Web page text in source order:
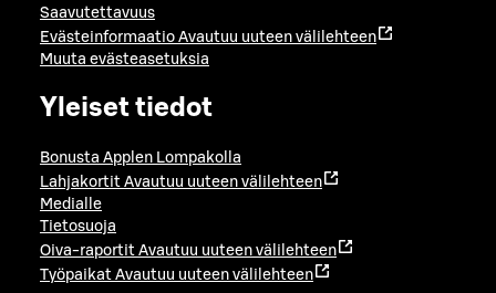
Saavutettavuus
Evästeinformaatio Avautuu uuteen välilehteen
Muuta evästeasetuksia
Yleiset tiedot
Bonusta Applen Lompakolla
Lahjakortit Avautuu uuteen välilehteen
Medialle
Tietosuoja
Oiva-raportit Avautuu uuteen välilehteen
Työpaikat Avautuu uuteen välilehteen